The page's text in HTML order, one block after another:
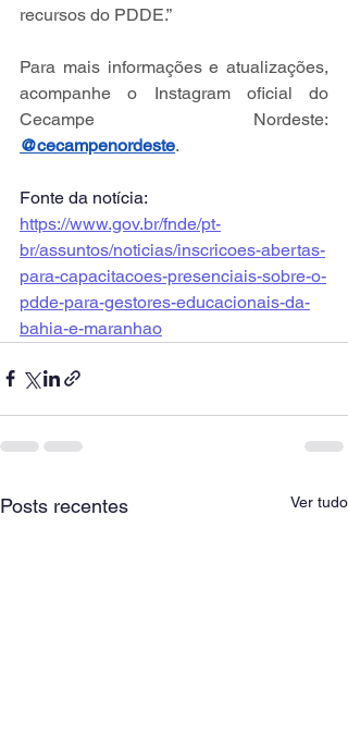
recursos do PDDE.”
Para mais informações e atualizações,
acompanhe o Instagram oficial do
@cecampenordeste.
Fonte da notícia:
https://www.gov.br/fnde/pt-
br/assuntos/noticias/inscricoes-abertas-
para-capacitacoes-presenciais-sobre-o-
pdde-para-gestores-educacionais-da-
bahia-e-maranhao
Posts recentes Ver tudo